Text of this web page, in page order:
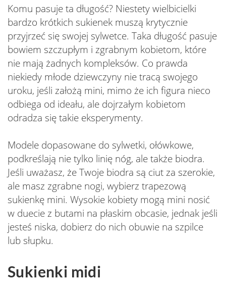
Komu pasuje ta długość? Niestety wielbicielki
bardzo krótkich sukienek muszą krytycznie
przyjrzeć się swojej sylwetce. Taka długość pasuje
bowiem szczupłym i zgrabnym kobietom, które
nie mają żadnych kompleksów. Co prawda
niekiedy młode dziewczyny nie tracą swojego
uroku, jeśli założą mini, mimo że ich figura nieco
odbiega od ideału, ale dojrzałym kobietom
odradza się takie eksperymenty.
Modele dopasowane do sylwetki, ołówkowe,
podkreślają nie tylko linię nóg, ale także biodra.
Jeśli uważasz, że Twoje biodra są ciut za szerokie,
ale masz zgrabne nogi, wybierz trapezową
sukienkę mini. Wysokie kobiety mogą mini nosić
w duecie z butami na płaskim obcasie, jednak jeśli
jesteś niska, dobierz do nich obuwie na szpilce
lub słupku.
Sukienki midi